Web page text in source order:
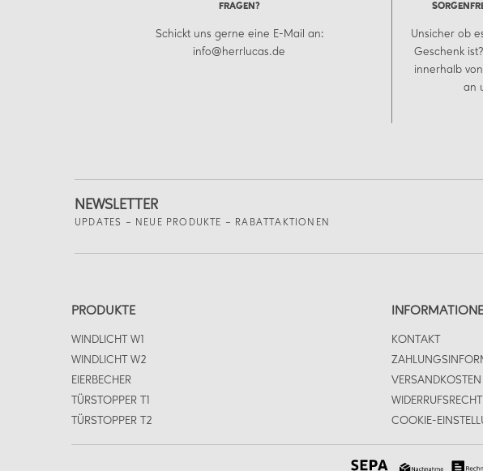
FRAGEN?
Schickt uns gerne eine E-Mail an:
info@herrlucas.de
Unsicher ob
Geschenk
innerhalb
an
NEWSLETTER
UPDATES – NEUE PRODUKTE – RABATTAKTIONEN
PRODUKTE
WINDLICHT W1
WINDLICHT W2
EIERBECHER
TÜRSTOPPER T1
TÜRSTOPPER T2
KONTAKT
VERSANDKOSTEN
WIDERRUFSRECHT
COOKIE-